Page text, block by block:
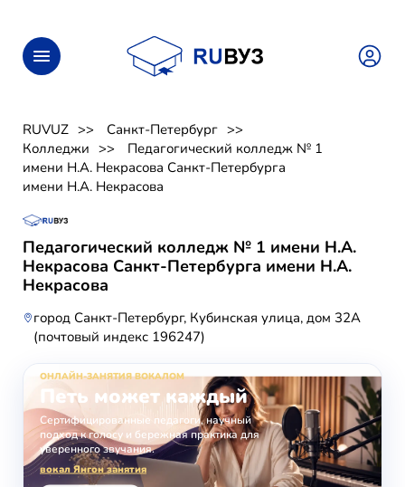
RUVUZ
Санкт-Петербург
Колледжи
Педагогический колледж № 1
имени Н.А. Некрасова Санкт-Петербурга
имени Н.А. Некрасова
Педагогический колледж № 1 имени Н.А.
Некрасова Санкт-Петербурга имени Н.А.
Некрасова
город Санкт-Петербург, Кубинская улица, дом 32А
(почтовый индекс 196247)
ОНЛАЙН-ЗАНЯТИЯ ВОКАЛОМ
Петь может каждый
Сертифицированные педагоги, научный
подход к голосу и бережная практика для
уверенного звучания.
вокал Янгон занятия